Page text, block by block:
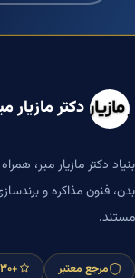
دکتر مازیار
بنیاد دکتر مازیار میر،
مستند.
مرجع معتبر +۳۰ سال تجربه